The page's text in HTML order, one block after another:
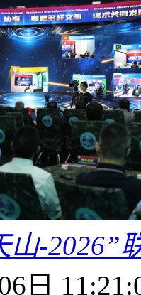
山-2026”
日